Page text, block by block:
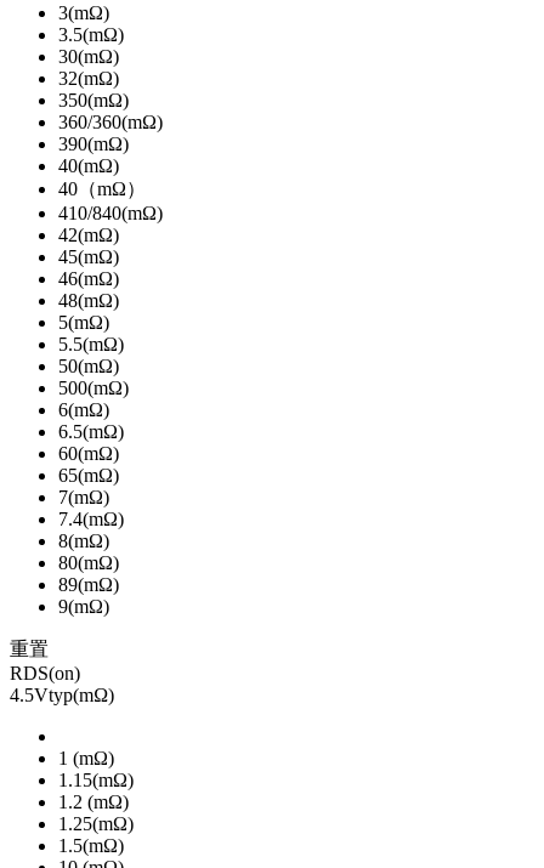
3(mΩ)
3.5(mΩ)
30(mΩ)
32(mΩ)
350(mΩ)
360/360(mΩ)
390(mΩ)
40(mΩ)
40（mΩ）
410/840(mΩ)
42(mΩ)
45(mΩ)
46(mΩ)
48(mΩ)
5(mΩ)
5.5(mΩ)
50(mΩ)
500(mΩ)
6(mΩ)
6.5(mΩ)
60(mΩ)
65(mΩ)
7(mΩ)
7.4(mΩ)
8(mΩ)
80(mΩ)
89(mΩ)
9(mΩ)
重置
RDS(on)
4.5Vtyp(mΩ)
1 (mΩ)
1.15(mΩ)
1.2 (mΩ)
1.25(mΩ)
1.5(mΩ)